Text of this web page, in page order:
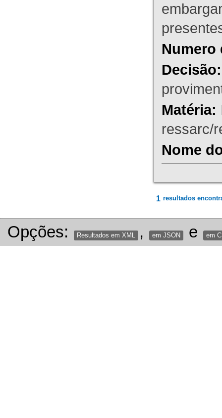
Numero
Decisão:
Matéria:
ressarc/
Nome
1 resultados
Opções: Resultados em XML , em JSON e em